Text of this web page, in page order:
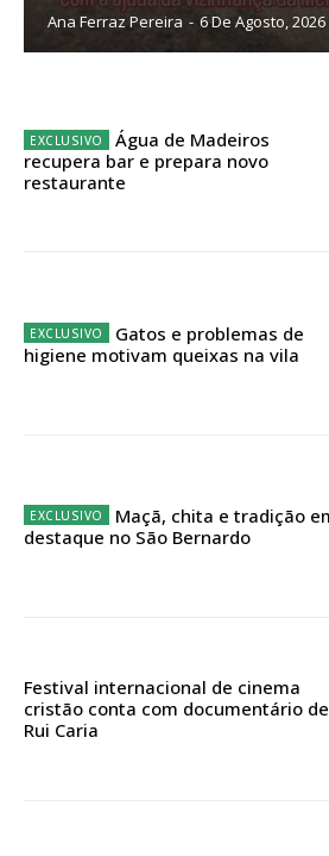
Sendo assinante terá acesso a todos os
12 meses
Edição em papel entregue à
Acesso ao conteúdo online
Acesso aos conteúdos
Ana Ferraz Pereira - 6 De Agosto, 2026
Água de Madeiros
recupera bar e prepara novo
restaurante
Gatos e problemas de
higiene motivam queixas na vila
Maçã, chita e tradição
destaque no São Bernardo
Festival internacional de cinema
cristão conta com documentário de
Rui Caria